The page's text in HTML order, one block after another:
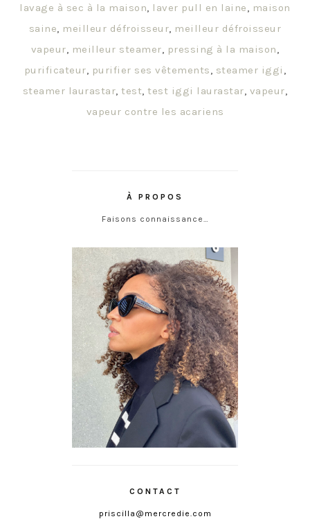
lavage à sec à la maison, laver pull en laine, maison
saine, meilleur défroisseur, meilleur défroisseur
vapeur, meilleur steamer, pressing à la maison,
purificateur, purifier ses vêtements, steamer iggi ,
steamer laurastar,test,test iggi laurastar, vapeur,
vapeur contre les acariens
À PROPOS
Faisons connaissance…
CONTACT
priscilla@mercredie.com